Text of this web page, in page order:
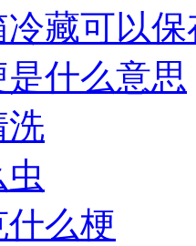
藏可以
什么意思
洗
么梗